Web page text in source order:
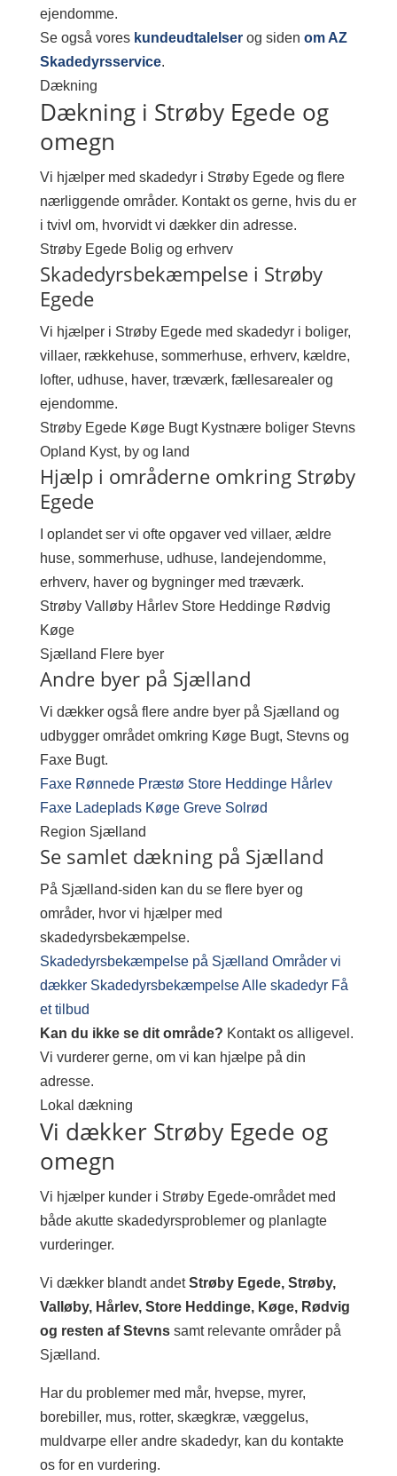
ejendomme.
Se også vores kundeudtalelserog siden om AZ
Skadedyrsservice.
Dækning
Dækning i Strøby Egede og
omegn
Vi hjælper med skadedyr i Strøby Egede og flere
nærliggende områder. Kontakt os gerne, hvis du er
i tvivl om, hvorvidt vi dækker din adresse.
Strøby Egede Bolig og erhverv
Skadedyrsbekæmpelse i Strøby
Egede
Vi hjælper i Strøby Egede med skadedyr i boliger,
villaer, rækkehuse, sommerhuse, erhverv, kældre,
lofter, udhuse, haver, træværk, fællesarealer og
ejendomme.
Strøby Egede Køge Bugt Kystnære boliger Stevns
Opland Kyst, by og land
Hjælp i områderne omkring Strøby
Egede
I oplandet ser vi ofte opgaver ved villaer, ældre
huse, sommerhuse, udhuse, landejendomme,
erhverv, haver og bygninger med træværk.
Strøby Valløby Hårlev Store Heddinge Rødvig
Køge
Sjælland Flere byer
Andre byer på Sjælland
Vi dækker også flere andre byer på Sjælland og
udbygger området omkring Køge Bugt, Stevns og
Faxe Bugt.
Faxe Rønnede Præstø Store Heddinge Hårlev
Faxe Ladeplads Køge Greve Solrød
Region Sjælland
Se samlet dækning på Sjælland
På Sjælland-siden kan du se flere byer og
områder, hvor vi hjælper med
skadedyrsbekæmpelse.
Skadedyrsbekæmpelse på Sjælland Områder vi
dækker SkadedyrsbekæmpelseAlle skadedyr Få
et tilbud
Kan du ikke se dit område? Kontakt os alligevel.
Vi vurderer gerne, om vi kan hjælpe på din
adresse.
Lokal dækning
Vi dækker Strøby Egede og
omegn
Vi hjælper kunder i Strøby Egede-området med
både akutte skadedyrsproblemer og planlagte
vurderinger.
Vi dækker blandt andetStrøby Egede, Strøby,
Valløby, Hårlev, Store Heddinge, Køge, Rødvig
og resten af Stevnssamt relevante områder på
Sjælland.
Har du problemer med mår, hvepse, myrer,
borebiller, mus, rotter, skægkræ, væggelus,
muldvarpe eller andre skadedyr, kan du kontakte
os for en vurdering.